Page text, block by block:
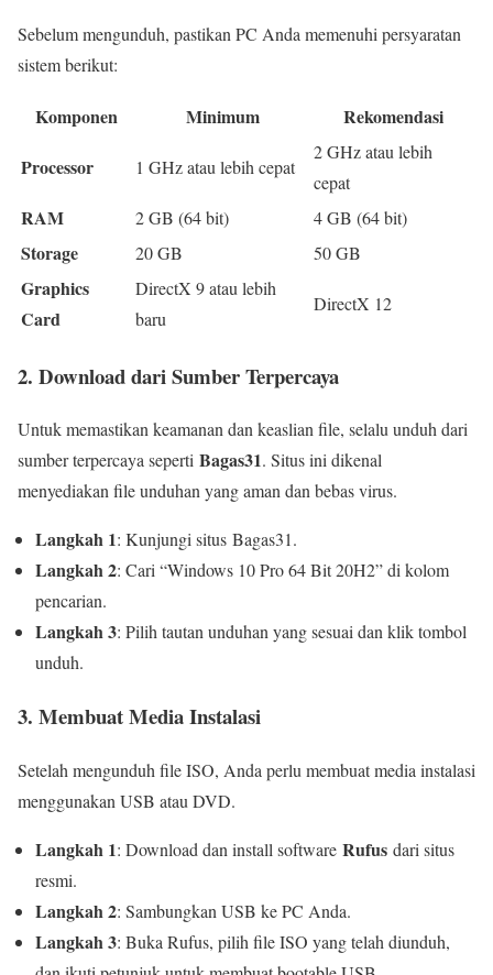
Sebelum mengunduh, pastikan PC Anda memenuhi persyaratan
sistem berikut:
Komponen Minimum
Rekomendasi
Processor
1 GHz atau lebih cepat
2 GHz atau lebih
cepat
RAM 2 GB (64 bit) 4 GB (64 bit)
Storage 20 GB 50 GB
Graphics
Card
DirectX 9 atau lebih
baru
DirectX 12
2. Download dari Sumber Terpercaya
Untuk memastikan keamanan dan keaslian file, selalu unduh dari
sumber terpercaya seperti Bagas31. Situs ini dikenal
menyediakan file unduhan yang aman dan bebas virus.
Langkah 1: Kunjungi situs Bagas31.
Langkah 2: Cari “Windows 10 Pro 64 Bit 20H2” di kolom
pencarian.
Langkah 3: Pilih tautan unduhan yang sesuai dan klik tombol
unduh.
3. Membuat Media Instalasi
Setelah mengunduh file ISO, Anda perlu membuat media instalasi
menggunakan USB atau DVD.
Langkah 1: Download dan install software Rufus dari situs
resmi.
Langkah 2: Sambungkan USB ke PC Anda.
Langkah 3: Buka Rufus, pilih file ISO yang telah diunduh,